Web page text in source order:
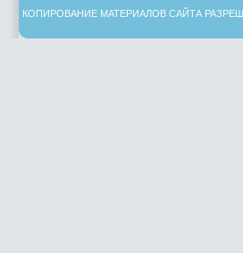
КОПИРОВАНИЕ МАТЕРИАЛОВ САЙТА